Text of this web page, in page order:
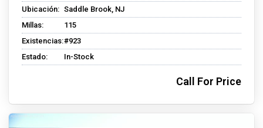
Ubicación: Saddle Brook, NJ
Millas:
115
Existencias:#923
Estado:
In-Stock
Call For Price